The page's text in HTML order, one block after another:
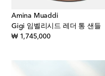
Amina Muaddi
Gigi 임벨리시드 레더 통 샌들
₩ 1,745,000original price